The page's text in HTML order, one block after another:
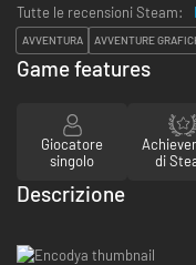
Tutte le recensioni Steam:
AVVENTURA AVVENTURE
Game features
Giocatore
singolo
di
Descrizione